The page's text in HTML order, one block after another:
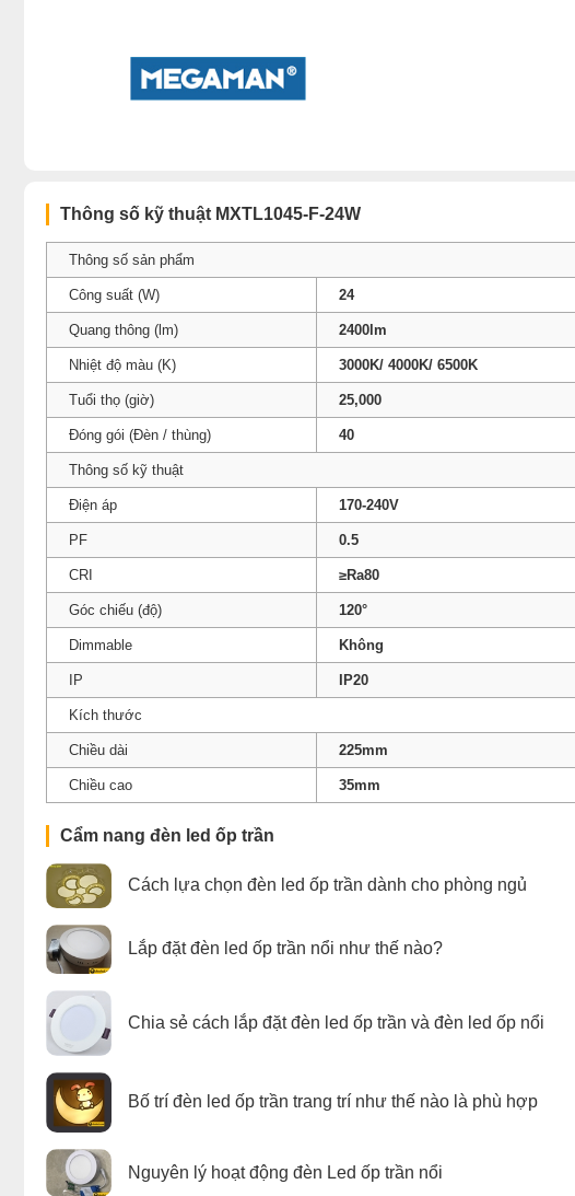
Thông số kỹ thuật MXTL1045-F-24W
Thông số sản phẩm
Công suất (W) 24
Quang thông (lm) 2400lm
Nhiệt độ màu (K) 3000K/ 4000K/ 6500K
Tuổi thọ (giờ) 25,000
Đóng gói (Đèn / thùng) 40
Thông số kỹ thuật
Điện áp 170-240V
PF 0.5
CRI ≥Ra80
Góc chiếu (độ) 120°
Dimmable Không
IP IP20
Kích thước
Chiều dài 225mm
Chiều cao 35mm
Cẩm nang đèn led ốp trần
Cách lựa chọn đèn led ốp trần dành cho phòng ngủ
Lắp đặt đèn led ốp trần nổi như thế nào?
Chia sẻ cách lắp đặt đèn led ốp trần và đèn led ốp nổi
Bố trí đèn led ốp trần trang trí như thế nào là phù hợp
Nguyên lý hoạt động đèn Led ốp trần nổi